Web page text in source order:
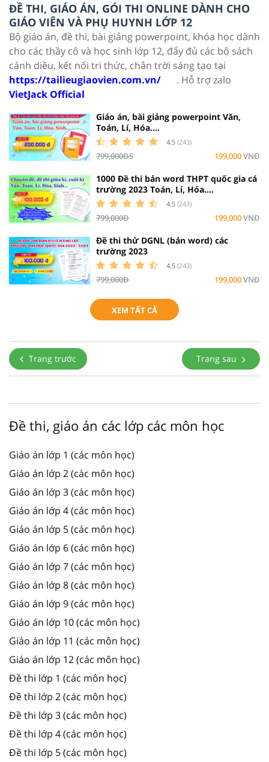
ĐỀ THI, GIÁO ÁN, GÓI THI ONLINE DÀNH CHO
GIÁO VIÊN VÀ PHỤ HUYNH LỚP 12
Bộ giáo án, đề thi, bài giảng powerpoint, khóa học dành
cho các thầy cô và học sinh lớp 12, đẩy đủ các bộ sách
cánh diều, kết nối tri thức, chân trời sáng tạo tại
https://tailieugiaovien.com.vn/
. Hỗ trợ zalo
VietJack Official
Giáo án, bài giảng powerpoint Văn,
Toán, Lí, Hóa....
4.5 (243)
799,000ĐS 199,000VNĐ
1000 Đề thi bản word THPT quốc gia cá
trường 2023 Toán, Lí, Hóa....
4.5 (243)
799,000Đ 199,000VNĐ
Đề thi thử DGNL (bản word) các
trường 2023
4.5 (243)
799,000Đ 199,000VNĐ
XEM TẤT CẢ
Trang trước Trang sau
Đề thi, giáo án các lớp các môn học
Giáo án lớp 1 (các môn học)
Giáo án lớp 2 (các môn học)
Giáo án lớp 3 (các môn học)
Giáo án lớp 4 (các môn học)
Giáo án lớp 5 (các môn học)
Giáo án lớp 6 (các môn học)
Giáo án lớp 7 (các môn học)
Giáo án lớp 8 (các môn học)
Giáo án lớp 9 (các môn học)
Giáo án lớp 10 (các môn học)
Giáo án lớp 11 (các môn học)
Giáo án lớp 12 (các môn học)
Đề thi lớp 1 (các môn học)
Đề thi lớp 2 (các môn học)
Đề thi lớp 3 (các môn học)
Đề thi lớp 4 (các môn học)
Đề thi lớp 5 (các môn học)